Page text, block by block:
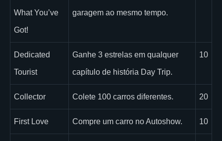
What You’ve
Got!
garagem ao mesmo tempo.
Dedicated
Tourist
Ganhe 3 estrelas em qualquer
capítulo de história Day Trip.
10
Collector Colete 100 carros diferentes. 20
First Love Compre um carro no Autoshow. 10